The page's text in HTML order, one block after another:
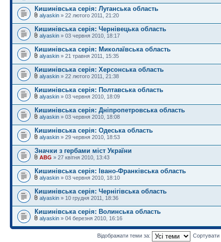
Кишинiвська серія: Луганська область
alyaskin » 22 лютого 2011, 21:20
Кишинiвська серія: Чернівецька область
alyaskin » 03 червня 2010, 18:17
Кишинiвська серія: Миколаївська область
alyaskin » 21 травня 2011, 15:35
Кишинiвська серія: Херсонська область
alyaskin » 22 лютого 2011, 21:38
Кишинiвська серія: Полтавська область
alyaskin » 03 червня 2010, 18:09
Кишинiвська серія: Дніпропетровська область
alyaskin » 03 червня 2010, 18:08
Кишинiвська серія: Одеська область
alyaskin » 29 червня 2010, 18:53
Значки з гербами міст України
ABG » 27 квітня 2010, 13:43
Кишинiвська серія: Івано-Франківська область
alyaskin » 03 червня 2010, 18:10
Кишинiвська серія: Чернігівська область
alyaskin » 10 грудня 2011, 18:36
Кишинiвська серія: Волинська область
alyaskin » 04 березня 2010, 16:16
Відображати теми за: